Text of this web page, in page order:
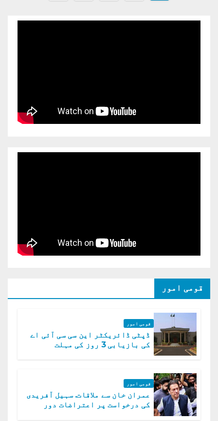
قومی امور
قومی امور
ڈپٹی ڈائریکٹر این سی سی آئی اے
کی بازیابی 3 روز کی مہلت
قومی امور
عمران خان سے ملاقات. سہیل آفریدی
کی درخواست پر اعتراضات دور